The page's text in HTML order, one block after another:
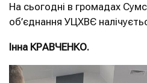
На сьогодні в громадах
об’єднання УЦХВЄ
Інна КРАВЧЕНКО.